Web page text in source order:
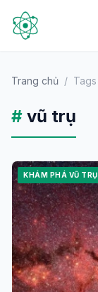
Trang chủ / Tags
# vũ trụ
KHÁM PHÁ VŨ TRỤ